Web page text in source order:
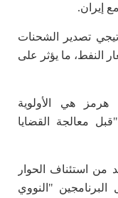
إيران.
تصدير الشحنات
النفط، ما يؤثر على
هي الأولوية
معالجة القضايا
من استئناف الحوار
"النووي